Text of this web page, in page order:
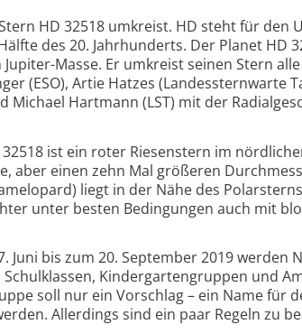
HD 32518 umkreist. HD steht für den
des 20. Jahrhunderts. Der Planet HD
Masse. Er umkreist seinen Stern alle
(ESO), Artie Hatzes (Landes­sternwarte
Michael Hartmann (LST) mit der
ist ein roter Riesenstern im
aber einen zehn Mal größeren
liegt in der Nähe des
unter besten Bedingungen auch mit
Juni bis zum 20. September 2019 werden
Kindergarten­gruppen und
soll nur ein Vorschlag – ein Name für
Aller­dings sind ein paar Regeln zu